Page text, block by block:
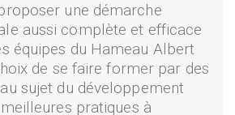
une démarche
aussi complète et efficace
équipes du Hameau Albert
de se faire former par des
sujet du développement
pratiques à